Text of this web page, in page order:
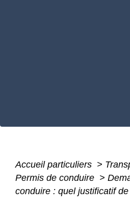
Accueil particuliers >
Permis de conduire >
conduire : quel justificatif